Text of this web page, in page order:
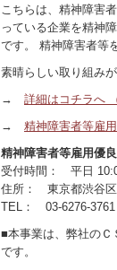
こちらは、精神障害
っている企業を精神
です。 精神障害者等
素晴らしい取り組み
→ 詳細はコチラへ
→ 精神障害者等雇
精神障害者等雇用優
受付時間： 平日
住所： 東京都渋谷区
TEL： 03-6276-
■本事業は、弊社のＣ
です。